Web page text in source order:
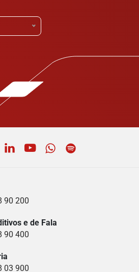
Instagram
LinkedIn
YouTubeWhatsApp
90 200
e de Fala
90 400
03 900